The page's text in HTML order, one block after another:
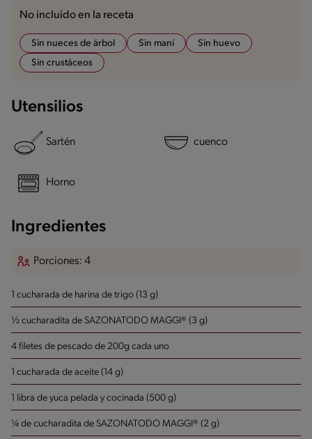
No incluido en la receta
Sin nueces de árbol Sin maní
Sin huevo
Sin crustáceos
Utensilios
Sartén cuenco
Horno
Ingredientes
Porciones: 4
1 cucharada de harina de trigo (13 g)
½ cucharadita de SAZONATODO MAGGI® (3 g)
4 filetes de pescado de 200g cada uno
1 cucharada de aceite (14 g)
1 libra de yuca pelada y cocinada (500 g)
¼ de cucharadita de SAZONATODO MAGGI® (2 g)